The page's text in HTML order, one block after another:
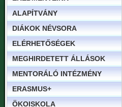
ALAPÍTVÁNY
DIÁKOK NÉVSORA
ELÉRHETŐSÉGEK
MEGHIRDETETT ÁLLÁSOK
MENTORÁLÓ INTÉZMÉNY
ERASMUS+
ÖKOISKOLA